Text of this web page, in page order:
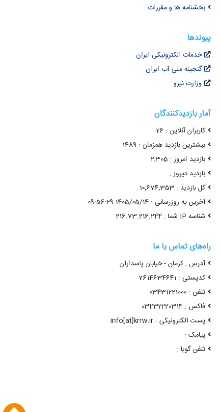
بخشنامه ها و مقررات
پیوندها
خدمات الکترونیکی ایران
گنجینه ملی آب ایران
وزارت نیرو
آمار بازدیدکنندگان
کاربران آنلاین : 26
بیشترین بازدید همزمان : 1489
بازدید امروز : 2,305
بازدید دیروز :
کل بازدید : 10,674,353
آخرین به روزرسانی : 1405/05/14 09:56:29
شناسه IP شما : 216.73.216.244
راه‌های تماس با ما
آدرس : کرمان - خیابان پاسداران
کدپستی : 7614634641
تلفن : 03431221000
فاکس : 03432220314
پست الکترونیکی : info[at]krrw.ir
پیامک :
تلفن گویا :